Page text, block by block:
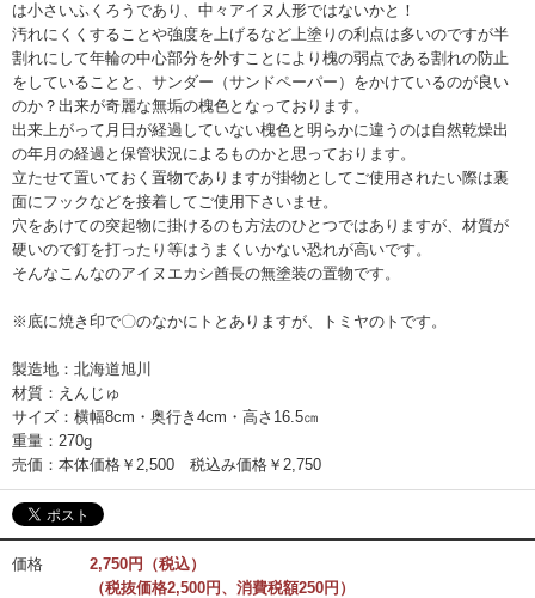
は小さいふくろうであり、中々アイヌ人形ではないかと！
汚れにくくすることや強度を上げるなど上塗りの利点は多いのですが半
割れにして年輪の中心部分を外すことにより槐の弱点である割れの防止
をしていることと、サンダー（サンドペーパー）をかけているのが良い
のか？出来が奇麗な無垢の槐色となっております。
出来上がって月日が経過していない槐色と明らかに違うのは自然乾燥出
の年月の経過と保管状況によるものかと思っております。
立たせて置いておく置物でありますが掛物としてご使用されたい際は裏
面にフックなどを接着してご使用下さいませ。
穴をあけての突起物に掛けるのも方法のひとつではありますが、材質が
硬いので釘を打ったり等はうまくいかない恐れが高いです。
そんなこんなのアイヌエカシ酋長の無塗装の置物です。
※底に焼き印で〇のなかにトとありますが、トミヤのトです。
製造地：北海道旭川
材質：えんじゅ
サイズ：横幅8cm・奥行き4cm・高さ16.5㎝
重量：270g
売価：本体価格￥2,500 税込み価格￥2,750
価格
2,750円（税込）
（税抜価格2,500円、消費税額250円）